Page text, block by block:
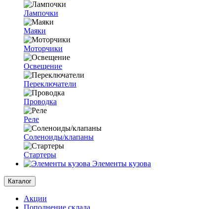
Лампочки
Маяки
Моторчики
Освещение
Переключатели
Проводка
Реле
Соленоиды/клапаны
Стартеры
Элементы кузова
Каталог
Акции
Пополнение склада